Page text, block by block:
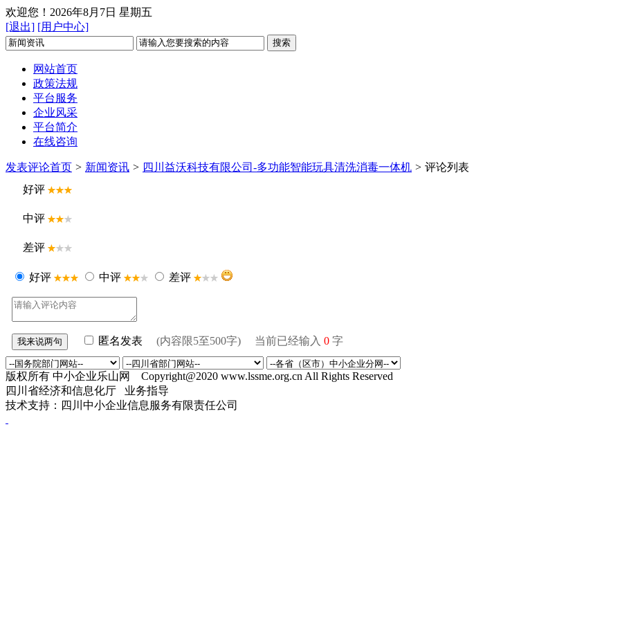
欢迎您！ 2026年8月7日 星期五
[退出] [用户中心]
网站首页
政策法规
平台服务
企业风采
平台简介
在线咨询
发表评论首页 > 新闻资讯 > 四川益沃科技有限公司-多功能智能玩具清洗消毒一体机 > 评论列表
好评
中评
差评
好评 中评 差评
匿名发表 (内容限5至500字) 当前已经输入 0 字
版权所有 中小企业乐山网 Copyright@2020 www.lssme.org.cn All Rights Reserved
四川省经济和信息化厅 业务指导
技术支持：四川中小企业信息服务有限责任公司